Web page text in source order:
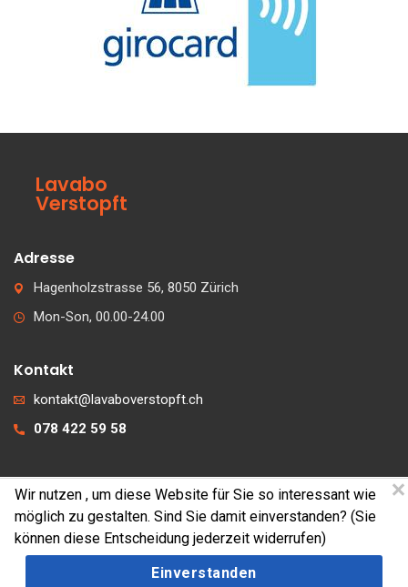
Lavabo
Verstopft
Adresse
Hagenholzstrasse 56, 8050 Zürich
Mon-Son, 00.00-24.00
Kontakt
kontakt@lavaboverstopft.ch
078 422 59 58
© 2026 lavaboverstopft.ch
Kontakt
Impressum
Cookies
Wir nutzen , um diese Website für Sie so interessant wie
möglich zu gestalten. Sind Sie damit einverstanden? (Sie
können diese Entscheidung jederzeit widerrufen)
Einverstanden